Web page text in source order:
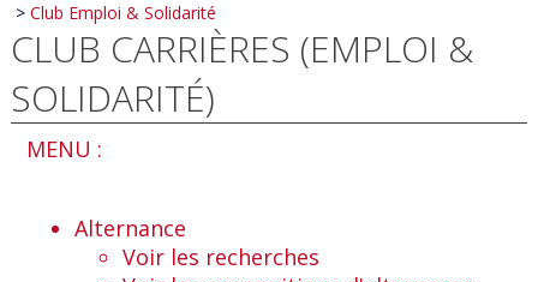
> Club Emploi & Solidarité
CLUB CARRIÈRES (EMPLOI &
SOLIDARITÉ)
MENU :
Alternance
Voir les recherches